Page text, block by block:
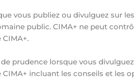
vous publiez ou divulguez sur
public. CIMA+ ne peut
prudence lorsque vous
incluant les conseils et les